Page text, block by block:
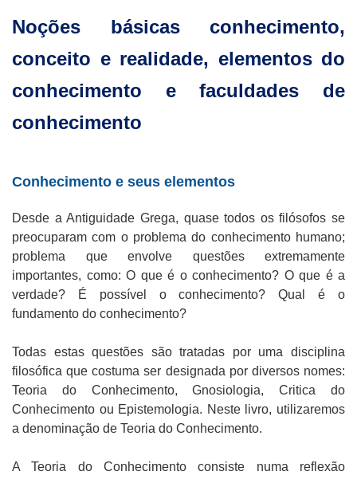
Noções básicas conhecimento,
conceito e realidade, elementos do
conhecimento e faculdades de
conhecimento
Conhecimento e seus elementos
Desde a Antiguidade Grega, quase todos os filósofos se
preocuparam com o problema do conhecimento humano;
problema que envolve questões extremamente
importantes, como: O que é o conhecimento? O que é a
verdade? É possível o conhecimento? Qual é o
fundamento do conhecimento?
Todas estas questões são tratadas por uma disciplina
filosófica que costuma ser designada por diversos nomes:
Teoria do Conhecimento, Gnosiologia, Critica do
Conhecimento ou Epistemologia. Neste livro, utilizaremos
a denominação de Teoria do Conhecimento.
A Teoria do Conhecimento consiste numa reflexão